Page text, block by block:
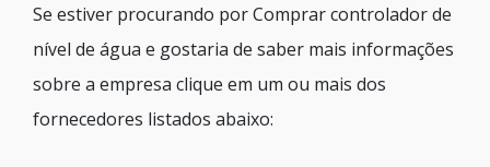
Se estiver procurando por Comprar controlador de
nível de água e gostaria de saber mais informações
sobre a empresa clique em um ou mais dos
fornecedores listados abaixo: